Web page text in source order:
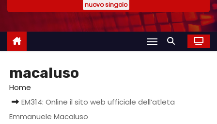
e
nuovo singolo
macaluso
Home
EM314: Online il sito web ufficiale dell’atleta
Emmanuele Macaluso